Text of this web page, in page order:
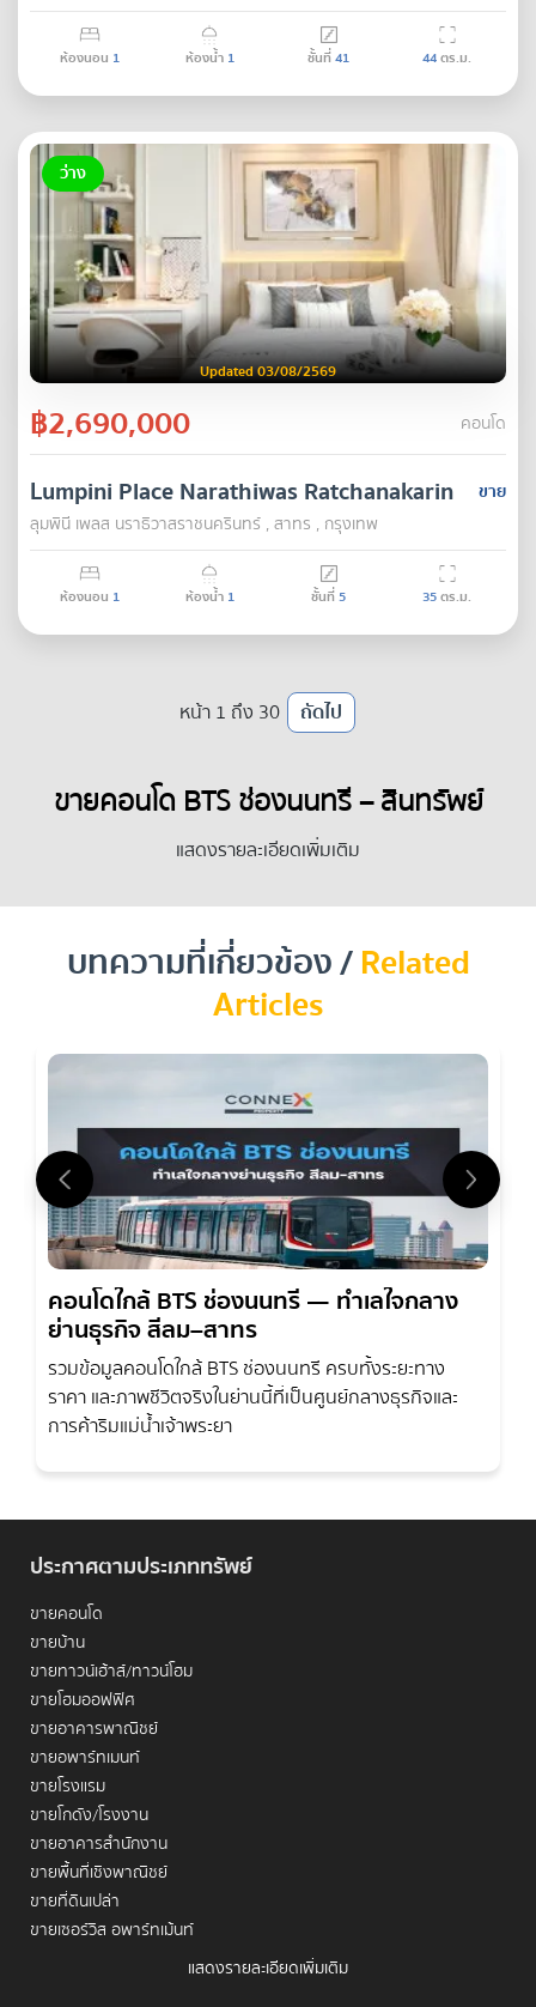
ห้องนอน 1 ห้องน้ำ 1 ชั้นที่41 44ตร.ม.
ว่าง
Updated 03/08/2569
฿2,690,000 คอนโด
ขาย
Lumpini Place Narathiwas Ratchanakarin
ลุมพินี เพลส นราธิวาสราชนครินทร์ , สาทร , กรุงเทพ
ห้องนอน 1 ห้องน้ำ 1 ชั้นที่5 35ตร.ม.
หน้า 1 ถึง 30 ถัดไป
ขายคอนโด BTS ช่องนนทรี – สินทรัพย์
ทำเงินใจกลาง CBD: โอกาสทองของนัก
คุณคือนักลงทุนหรือเจ้าของคอนโดที่ต้องการขายคอนโด BTS
ช่องนนทรีและกำลังมองหาข้อมูล บทวิเคราะห์เชิงลึกเกี่ยวกับ
ตลาดเพื่อประกอบการตัดสินใจซื้อหรือขายคอนโดในทำเลนี้ใช่ไหม?
บทความนี้จะมุ่งเน้นการวิเคราะห์ตลาดขายคอนโด BTS ช่องนนทรี
ซึ่งเป็นทำเลที่โดดเด่นในฐานะ "สินทรัพย์ทำเงินใจกลาง CBD" เราจะ
เจาะลึกถึงศักยภาพการลงทุน แนวโน้มราคา และผลตอบแทนที่น่า
สนใจในทำเลทองแห่งนี้ เพื่อให้คุณสามารถตัดสินใจซื้อหรือขาย
สูงสุด
1. คอนโดติด BTS ช่องนนทรี: จุดแข็งของ
การลงทุนที่ไม่เคยตกเทรนด์
การมีคอนโดติด BTS ช่องนนทรี
เป็นการถือครอง "สินทรัพย์ทองคำ" ที่มีแต่จะเพิ่มมูลค่า ทำเลนี้คือ
จุดยุทธศาสตร์ที่ผสมผสานระหว่างการเป็นศูนย์กลางธุรกิจชั้นนำ
กับความสะดวกสบายในการเดินทางอย่างไร้คู่แข่ง ทำให้เป็นที่
ต้องการอย่างต่อเนื่องและเป็นแหล่งทำเงินของนักลงทุน หากคุณ
ต้องการภาพรวมที่ลึกซึ้งยิ่งขึ้นเกี่ยวกับทำเลสาทร (ซึ่งครอบคลุม
ช่องนนทรี) สามารถอ่านได้ที่ เจาะลึก "สาทร-เจริญกรุง": ทำไม
แสดงรายละเอียดเพิ่มเติม
บทความที่เกี่ยวข้อง /Related
Articles
คอนโดใกล้ BTS ช่องนนทรี — ทำเลใจกลาง
ย่านธุรกิจ สีลม–สาทร
รวมข้อมูลคอนโดใกล้ BTS ช่องนนทรี ครบทั้งระยะทาง
ราคา และภาพชีวิตจริงในย่านนี้ที่เป็นศูนย์กลางธุรกิจและ
การค้าริมแม่น้ำเจ้าพระยา
ประกาศตามประเภททรัพย์
ขายคอนโด
ขายบ้าน
ขายทาวน์เฮ้าส์/ทาวน์โฮม
ขายโฮมออฟฟิศ
ขายอาคารพาณิชย์
ขายอพาร์ทเมนท์
ขายโรงแรม
ขายโกดัง/โรงงาน
ขายอาคารสำนักงาน
ขายพื้นที่เชิงพาณิชย์
ขายที่ดินเปล่า
ขายเซอร์วิส อพาร์ทเม้นท์
แสดงรายละเอียดเพิ่มเติม